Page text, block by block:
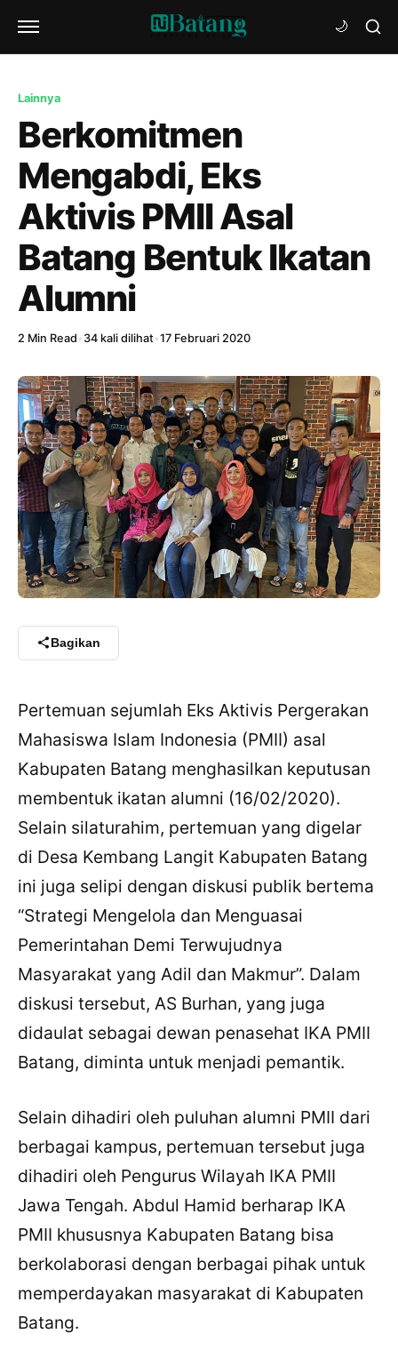
Lainnya
Berkomitmen
Mengabdi, Eks
Aktivis PMII Asal
Batang Bentuk Ikatan
Alumni
2 Min Read • 34 kali dilihat•17 Februari 2020
Bagikan
Pertemuan sejumlah Eks Aktivis Pergerakan
Mahasiswa Islam Indonesia (PMII) asal
Kabupaten Batang menghasilkan keputusan
membentuk ikatan alumni (16/02/2020).
Selain silaturahim, pertemuan yang digelar
di Desa Kembang Langit Kabupaten Batang
ini juga selipi dengan diskusi publik bertema
“Strategi Mengelola dan Menguasai
Pemerintahan Demi Terwujudnya
Masyarakat yang Adil dan Makmur”. Dalam
diskusi tersebut, AS Burhan, yang juga
didaulat sebagai dewan penasehat IKA PMII
Batang, diminta untuk menjadi pemantik.
Selain dihadiri oleh puluhan alumni PMII dari
berbagai kampus, pertemuan tersebut juga
dihadiri oleh Pengurus Wilayah IKA PMII
Jawa Tengah. Abdul Hamid berharap IKA
PMII khususnya Kabupaten Batang bisa
berkolaborasi dengan berbagai pihak untuk
memperdayakan masyarakat di Kabupaten
Batang.